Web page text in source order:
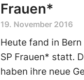
Frauen*
19. November 2016
Heute fand in
SP Frauen* statt.
haben ihre neue